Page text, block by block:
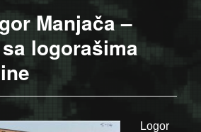
Manjača –
logorašima
Logor